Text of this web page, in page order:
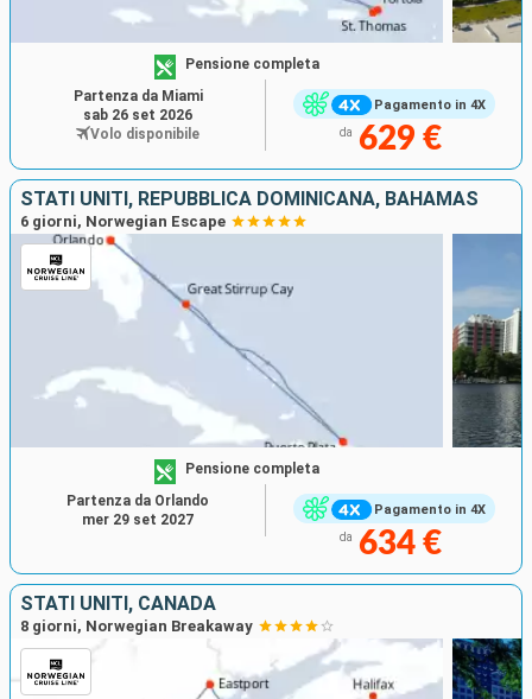
Pagamento in 4X
Pensione completa
da 629 €
Partenza da Miami
sab 26 set 2026
Volo disponibile
STATI UNITI, REPUBBLICA DOMINICANA, BAHAMAS
6 giorni, Norwegian Escape
Pagamento in 4X
Pensione completa
da 634 €
Partenza da Orlando
mer 29 set 2027
STATI UNITI, CANADA
8 giorni, Norwegian Breakaway